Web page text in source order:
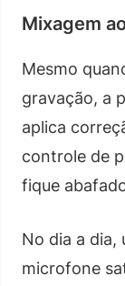
Mixagem
Mesmo
gravação, a
aplica
controle de
fique
No dia a dia,
microfone